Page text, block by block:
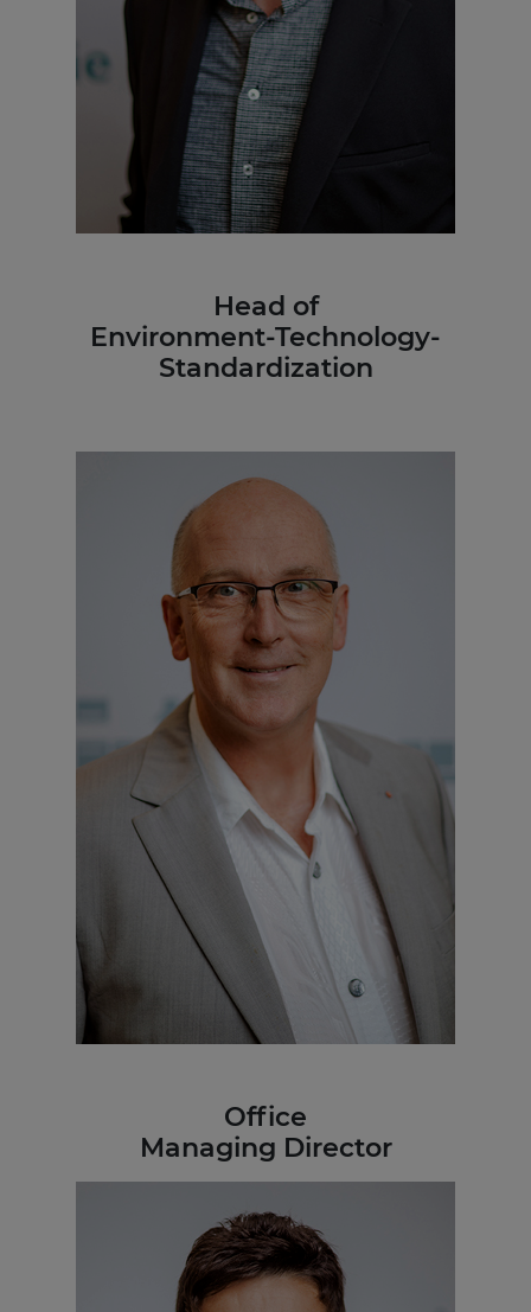
Head of
Environment-Technology-
Standardization
Office
Managing Director